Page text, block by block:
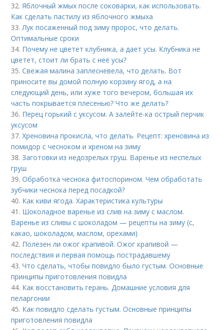
32.Яблочный жмых после соковарки, как использовать.
Как сделать пастилу из яблочного жмыха
33.Лук посаженный под зиму пророс, что делать.
Оптимальные сроки
34. Почему не цветет клубника, а дает усы. Клубника не
цветет, стоит ли брать с неё усы?
35.Свежая малина заплесневела, что делать. Вот
приносите вы домой полную корзину ягод, а на
следующий день, или хуже того вечером, большая их
часть покрывается плесенью? Что же делать?
36. Перец горький с уксусом. А залейте-ка острый перчик
уксусом
37.Хреновина прокисла, что делать. Рецепт: хреновина из
помидор с чесноком и хреном на зиму
38.Заготовки из недозрелых груш. Варенье из неспелых
груш
39.Обработка чеснока фитоспорином. Чем обработать
зубчики чеснока перед посадкой?
40. Как киви ягода. Характеристика культуры
41. Шоколадное варенье из слив на зиму с маслом.
Варенье из сливы с шоколадом — рецепты на зиму (с,
какао, шоколадом, маслом, орехами)
42. Полезен ли ожог крапивой. Ожог крапивой —
последствия и первая помощь пострадавшему
43.Что сделать, чтобы повидло было густым. Основные
принципы приготовления повидла
44. Как восстановить герань. Домашние условия для
пеларгонии
45. Как повидло сделать густым. Основные принципы
приготовления повидла